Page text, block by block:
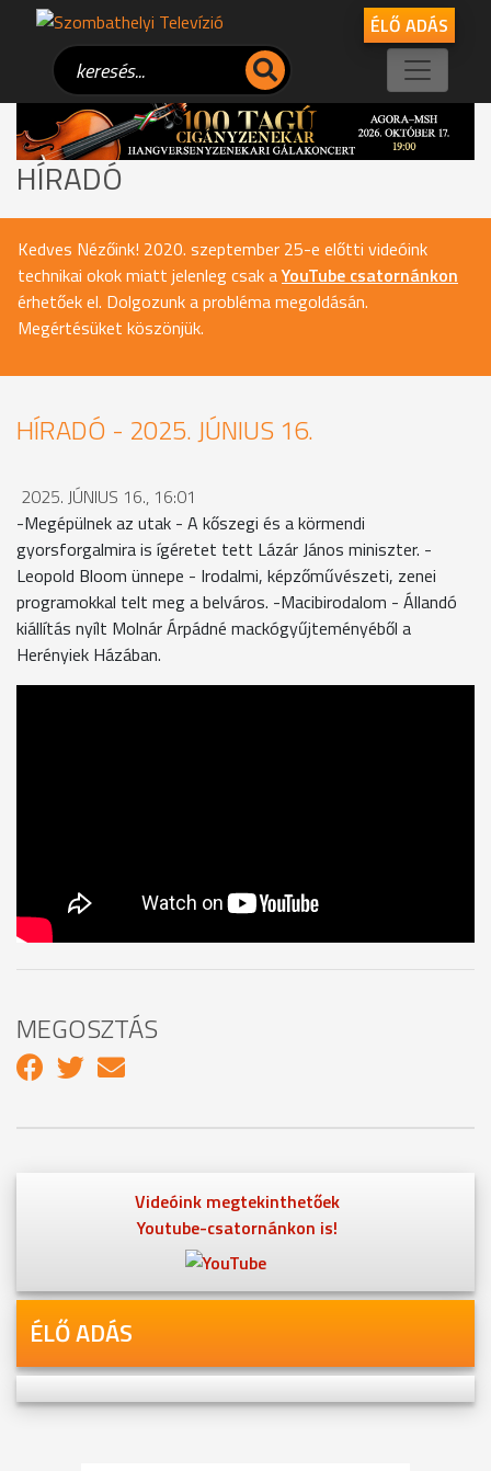
ÉLŐ ADÁS
HÍRADÓ
Kedves Nézőink! 2020. szeptember 25-e előtti videóink
technikai okok miatt jelenleg csak aYouTube csatornánkon
érhetőek el. Dolgozunk a probléma megoldásán.
Megértésüket köszönjük.
HÍRADÓ - 2025. JÚNIUS 16.
2025. JÚNIUS 16., 16:01
-Megépülnek az utak - A kőszegi és a körmendi
gyorsforgalmira is ígéretet tett Lázár János miniszter. -
Leopold Bloom ünnepe - Irodalmi, képzőművészeti, zenei
programokkal telt meg a belváros. -Macibirodalom - Állandó
kiállítás nyílt Molnár Árpádné mackógyűjteményéből a
Herényiek Házában.
MEGOSZTÁS
Videóink megtekinthetőek
Youtube-csatornánkon is!
ÉLŐ ADÁS